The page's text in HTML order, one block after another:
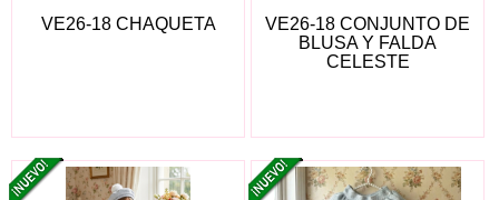
VE26-18 CHAQUETA
VE26-18 CONJUNTO DE
BLUSA Y FALDA
CELESTE